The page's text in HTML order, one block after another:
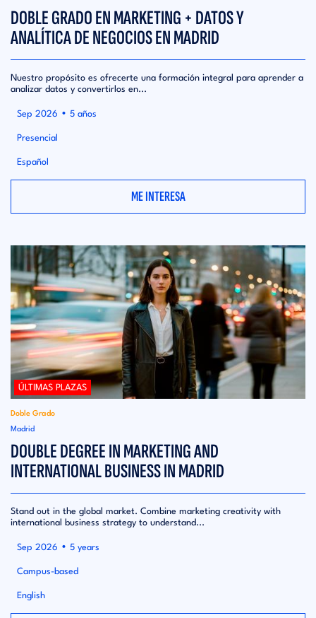
DOBLE GRADO EN MARKETING + DATOS Y
ANALÍTICA DE NEGOCIOS EN MADRID
Nuestro propósito es ofrecerte una formación integral para aprender a
analizar datos y convertirlos en...
Sep 2026 • 5 años
Presencial
Español
ME INTERESA
ÚLTIMAS PLAZAS
Doble Grado
Madrid
DOUBLE DEGREE IN MARKETING AND
INTERNATIONAL BUSINESS IN MADRID
Stand out in the global market. Combine marketing creativity with
international business strategy to understand...
Sep 2026 • 5 years
Campus-based
English